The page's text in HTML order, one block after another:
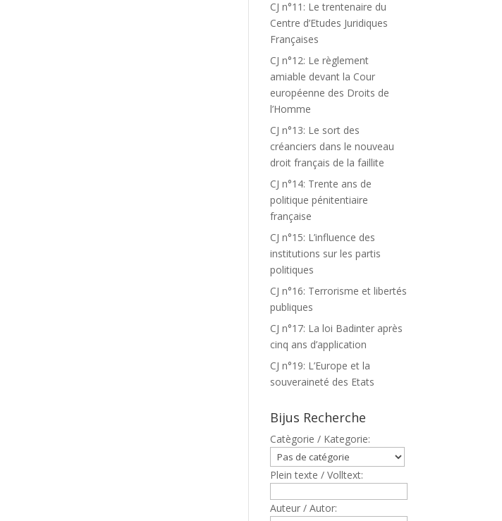
CJ n°11: Le trentenaire du
Centre d’Etudes Juridiques
Françaises
CJ n°12: Le règlement
amiable devant la Cour
européenne des Droits de
l’Homme
CJ n°13: Le sort des
créanciers dans le nouveau
droit français de la faillite
CJ n°14: Trente ans de
politique pénitentiaire
française
CJ n°15: L’influence des
institutions sur les partis
politiques
CJ n°16: Terrorisme et libertés
publiques
CJ n°17: La loi Badinter après
cinq ans d’application
CJ n°19: L’Europe et la
souveraineté des Etats
Bijus Recherche
Catègorie / Kategorie:
Plein texte / Volltext:
Auteur / Autor: